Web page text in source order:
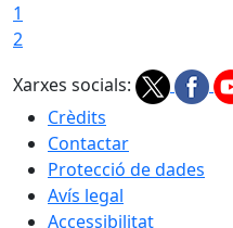
1
2
Xarxes socials:
Crèdits
Contactar
Protecció de dades
Avís legal
Accessibilitat